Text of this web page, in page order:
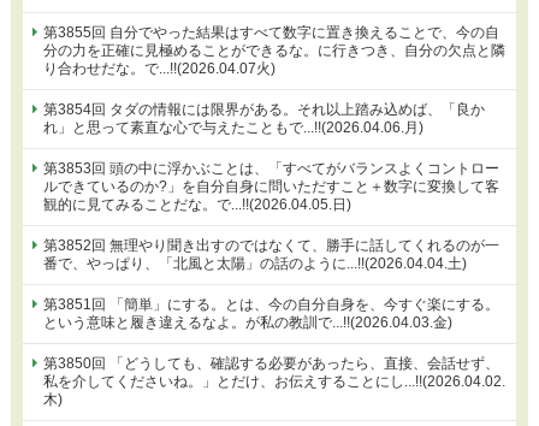
第3855回 自分でやった結果はすべて数字に置き換えることで、今の自
分の力を正確に見極めることができるな。に行きつき、自分の欠点と隣
り合わせだな。で...!!(2026.04.07火)
第3854回 タダの情報には限界がある。それ以上踏み込めば、「良か
れ」と思って素直な心で与えたこともで...!!(2026.04.06.月)
第3853回 頭の中に浮かぶことは、「すべてがバランスよくコントロー
ルできているのか?」を自分自身に問いただすこと＋数字に変換して客
観的に見てみることだな。で...!!(2026.04.05.日)
第3852回 無理やり聞き出すのではなくて、勝手に話してくれるのが一
番で、やっぱり、「北風と太陽」の話のように...!!(2026.04.04.土)
第3851回 「簡単」にする。とは、今の自分自身を、今すぐ楽にする。
という意味と履き違えるなよ。が私の教訓で...!!(2026.04.03.金)
第3850回 「どうしても、確認する必要があったら、直接、会話せず、
私を介してくださいね。」とだけ、お伝えすることにし...!!(2026.04.02.
木)